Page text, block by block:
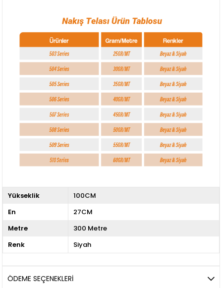
Yükseklik
100CM
En
27CM
Metre
300 Metre
Renk
Siyah
ÖDEME SEÇENEKLERI